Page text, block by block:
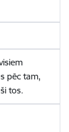
pēc tam,
tos.